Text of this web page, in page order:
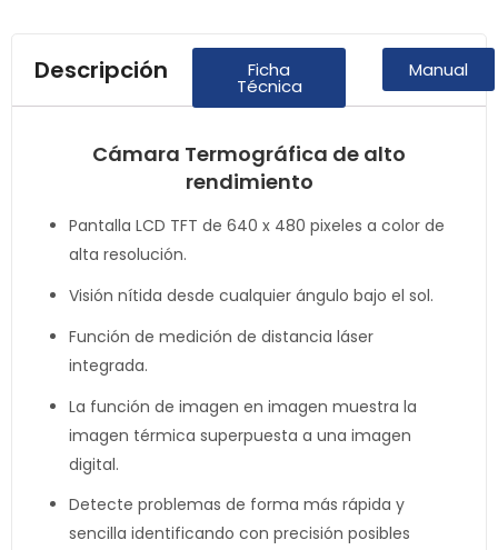
Descripción Ficha
Técnica
Manual
Cámara Termográfica de alto
rendimiento
Pantalla LCD TFT de 640 x 480 pixeles a color de
alta resolución.
Visión nítida desde cualquier ángulo bajo el sol.
Función de medición de distancia láser
integrada.
La función de imagen en imagen muestra la
imagen térmica superpuesta a una imagen
digital.
Detecte problemas de forma más rápida y
sencilla identificando con precisión posibles